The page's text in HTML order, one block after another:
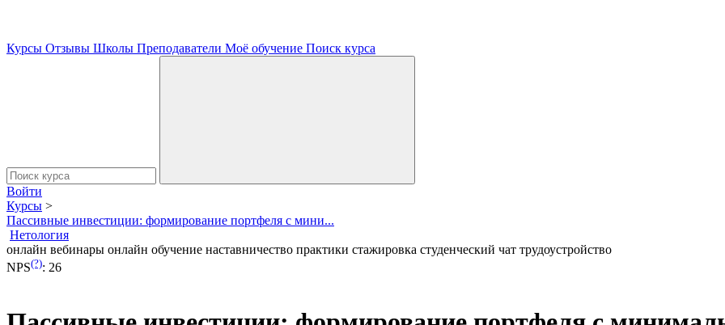
Курсы Отзывы Школы Преподаватели Моё обучение Поиск курса
Войти
Курсы >
Пассивные инвестиции: формирование портфеля с мини...
Нетология
онлайн вебинары онлайн обучение наставничество практики стажировка студенческий чат трудоустройство
NPS(?): 26